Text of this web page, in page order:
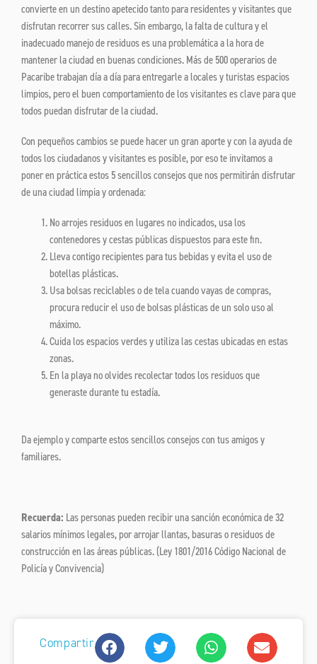
convierte en un destino apetecido tanto para residentes y visitantes que
disfrutan recorrer sus calles. Sin embargo, la falta de cultura y el
inadecuado manejo de residuos es una problemática a la hora de
mantener la ciudad en buenas condiciones. Más de 500 operarios de
Pacaribe trabajan día a día para entregarle a locales y turistas espacios
limpios, pero el buen comportamiento de los visitantes es clave para que
todos puedan disfrutar de la ciudad.
Con pequeños cambios se puede hacer un gran aporte y con la ayuda de
todos los ciudadanos y visitantes es posible, por eso te invitamos a
poner en práctica estos 5 sencillos consejos que nos permitirán disfrutar
de una ciudad limpia y ordenada:
No arrojes residuos en lugares no indicados, usa los
contenedores y cestas públicas dispuestos para este fin.
Lleva contigo recipientes para tus bebidas y evita el uso de
botellas plásticas.
Usa bolsas reciclables o de tela cuando vayas de compras,
procura reducir el uso de bolsas plásticas de un solo uso al
máximo.
Cuida los espacios verdes y utiliza las cestas ubicadas en estas
zonas.
En la playa no olvides recolectar todos los residuos que
generaste durante tu estadía.
Da ejemplo y comparte estos sencillos consejos con tus amigos y
familiares.
Recuerda: Las personas pueden recibir una sanción económica de 32
salarios mínimos legales, por arrojar llantas, basuras o residuos de
construcción en las áreas públicas. (Ley 1801/2016 Código Nacional de
Policía y Convivencia)
Compartir